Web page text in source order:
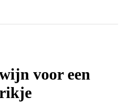
voor een